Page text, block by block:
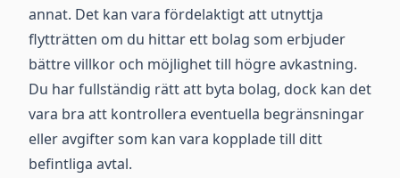
annat. Det kan vara fördelaktigt att utnyttja
flytträtten om du hittar ett bolag som erbjuder
bättre villkor och möjlighet till högre avkastning.
Du har fullständig rätt att byta bolag, dock kan det
vara bra att kontrollera eventuella begränsningar
eller avgifter som kan vara kopplade till ditt
befintliga avtal.